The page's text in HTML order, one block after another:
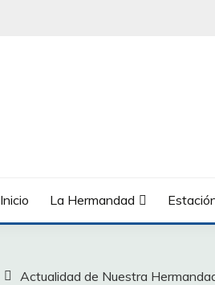
Inicio La Hermandad
Actualidad de Nuestra